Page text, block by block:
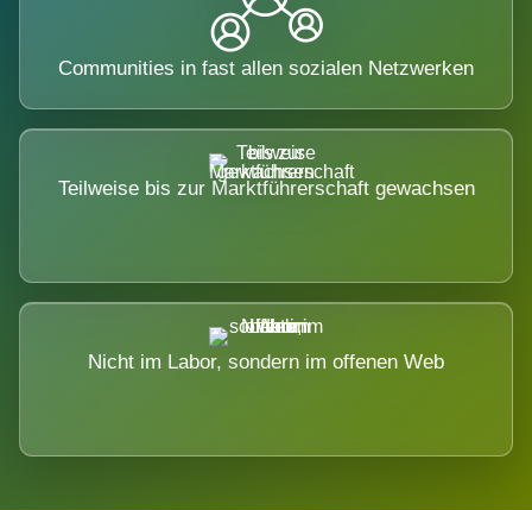
Communities in fast allen sozialen Netzwerken
Teilweise bis zur Marktführerschaft gewachsen
Nicht im Labor, sondern im offenen Web